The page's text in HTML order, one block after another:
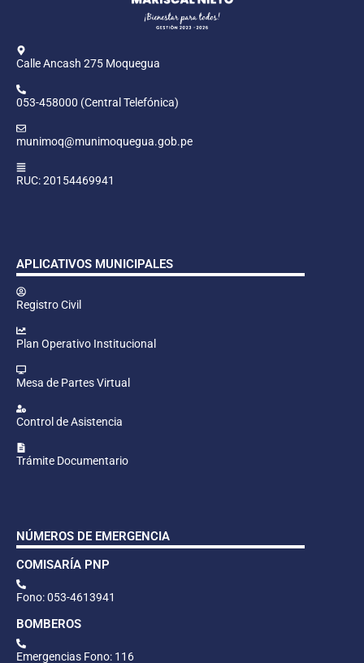
Calle Ancash 275 Moquegua
053-458000 (Central Telefónica)
munimoq@munimoquegua.gob.pe
RUC: 20154469941
APLICATIVOS MUNICIPALES
Registro Civil
Plan Operativo Institucional
Mesa de Partes Virtual
Control de Asistencia
Trámite Documentario
NÚMEROS DE EMERGENCIA
COMISARÍA PNP
Fono: 053-4613941
BOMBEROS
Emergencias Fono: 116